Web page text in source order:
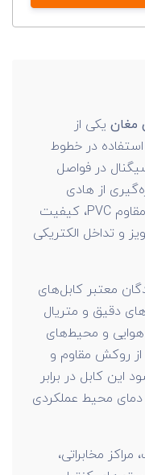
یکی از
استفاده در خطوط
در فواصل
از هادی
تمام‌مس با خلوص بالا (Cu) و عایق مقاوم PVC، کیفیت
و تداخل الکتریکی
معتبر کابل‌های
دقیق و متریال
هوایی و محیط‌های
از روکش مقاوم و
می‌شود این کابل در برابر
دمای محیط عملکردی
مخابراتی،